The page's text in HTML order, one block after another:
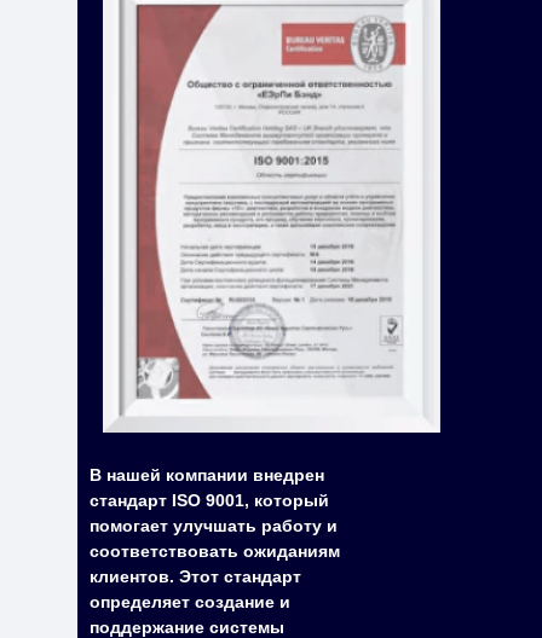
В нашей компании внедрен
стандарт ISO 9001, который
помогает улучшать работу и
соответствовать ожиданиям
клиентов. Этот стандарт
определяет создание и
поддержание системы